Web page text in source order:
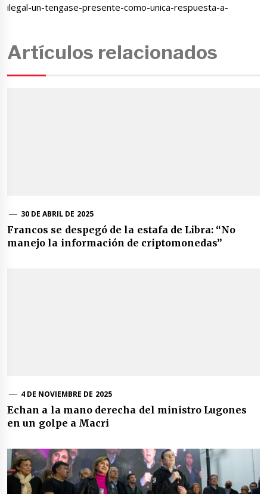
ilegal-un-tengase-presente-como-unica-respuesta-a-
Artículos relacionados
30 DE ABRIL DE 2025
Francos se despegó de la estafa de Libra: “No
manejo la información de criptomonedas”
4 DE NOVIEMBRE DE 2025
Echan a la mano derecha del ministro Lugones
en un golpe a Macri